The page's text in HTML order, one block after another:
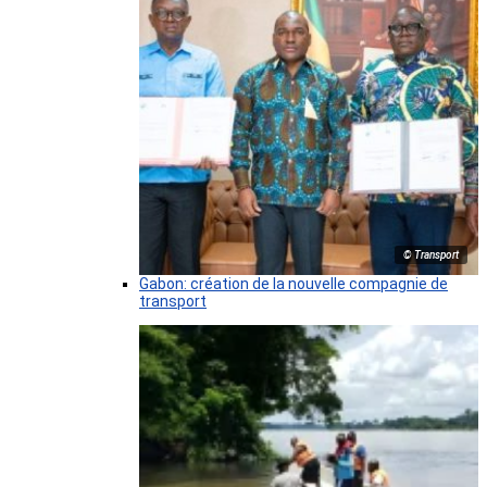
© Transport
Gabon: création de la nouvelle compagnie de
transport